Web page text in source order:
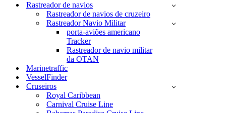
navegaçãoRastreador de navios
Rastreador de navios de cruzeiro
Rastreador Navio Militar
porta-aviões americano
Tracker
Rastreador de navio militar
da OTAN
Marinetraffic
VesselFinder
Cruseiros
Royal Caribbean
Carnival Cruise Line